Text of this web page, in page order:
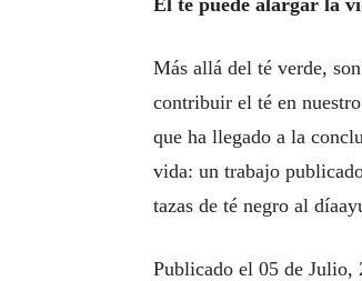
Más allá del té verde,
contribuir el té en
que ha llegado a la
vida: un trabajo
tazas de té negro al
Publicado el 05 de Julio,